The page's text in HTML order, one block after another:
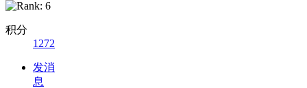
积分
1272
发消
息